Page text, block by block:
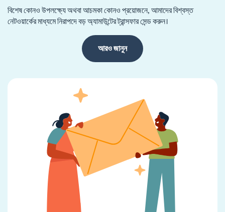
বিশেষ কোনও উপলক্ষ্যে অথবা আচমকা কোনও প্রয়োজনে, আমাদের বিশ্বস্ত
নেটওয়ার্কের মাধ্যমে নিরাপদে বড় অ্যামাউন্টের ট্রান্সফার সেন্ড করুন।
আরও জানুন